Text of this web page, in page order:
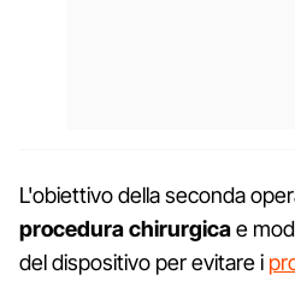
L'obiettivo della seconda
procedura chirurgicae
del dispositivo per evitare i